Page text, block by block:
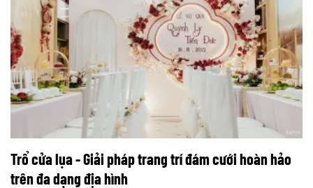
Trổ cửa lụa - Giải pháp trang trí đám cưới hoàn hảo
trên đa dạng địa hình